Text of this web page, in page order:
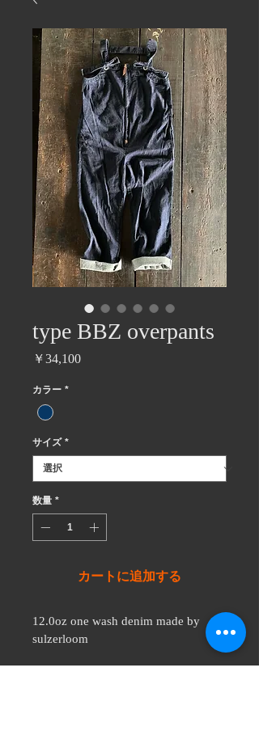
type BBZ overpants
￥34,100価
カラー *
サイズ *
数量 *
カートに追加する
12.0oz one wash denim made by
sulzerloom